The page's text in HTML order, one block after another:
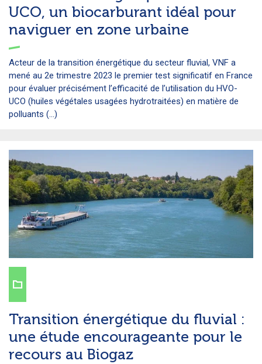
UCO, un biocarburant idéal pour
naviguer en zone urbaine
Acteur de la transition énergétique du secteur fluvial, VNF a
mené au 2e trimestre 2023 le premier test significatif en France
pour évaluer précisément l’efficacité de l’utilisation du HVO-
UCO (huiles végétales usagées hydrotraitées) en matière de
polluants (...)
Transition énergétique du fluvial :
une étude encourageante pour le
recours au Biogaz